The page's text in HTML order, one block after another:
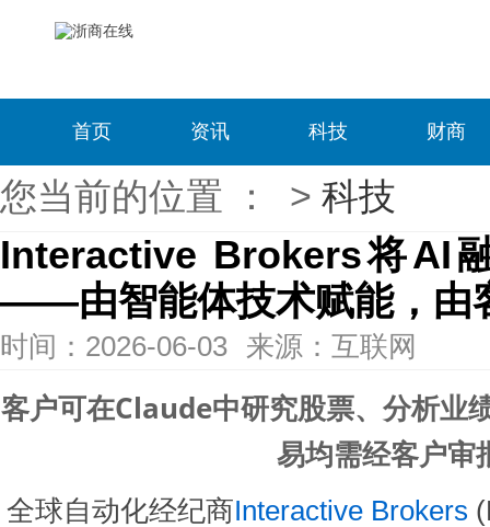
首页 资讯 科技 财商
您当前的位置 ： > 科技
Interactive Brokers将AI
——由智能体技术赋能，由
时间：2026-06-03 来源：互联网
客户可在Claude中研究股票、分析业
易均需经客户审
全球自动化经纪商Interactive Brokers